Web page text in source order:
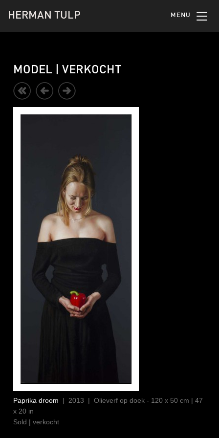
HERMAN TULP MENU
MODEL | VERKOCHT
Paprika droom | 2013 | Olieverf op doek - 120 x 50 cm | 47
x 20 in
Sold | verkocht